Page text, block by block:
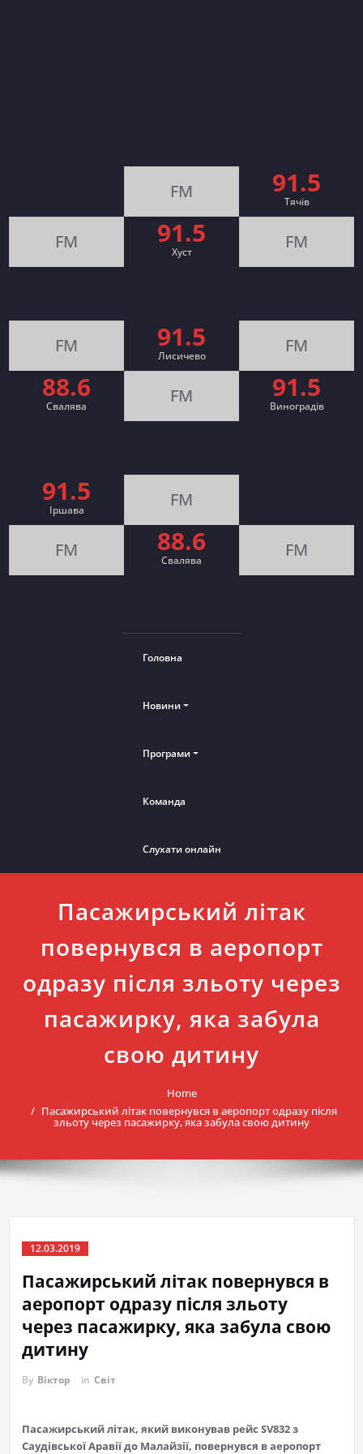
FM 91.5
Тячів
FM 91.5
Хуст FM
FM 91.5
Лисичево FM
88.6
Свалява FM 91.5
Виноградів
91.5
Іршава FM
FM 88.6
Cвалява FM
Головна
Новини
Програми
Команда
Слухати онлайн
Пасажирський літак
повернувся в аеропорт
одразу після зльоту через
пасажирку, яка забула
свою дитину
Home
Пасажирський літак повернувся в аеропорт одразу після
зльоту через пасажирку, яка забула свою дитину
12.03.2019
Пасажирський літак повернувся в
аеропорт одразу після зльоту
через пасажирку, яка забула свою
дитину
By Віктор in Світ
Пасажирський літак, який виконував рейс SV832 з
Саудівської Аравії до Малайзії, повернувся в аеропорт